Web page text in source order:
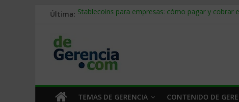
Última: Stablecoins para empresas: cómo pagar y cobrar
Trabajo forzoso en la cadena de suministro: qué
Mercado hispano de EE. UU.: cómo segmentarlo y
TEMAS DE GERENCIA CONTENIDO DE